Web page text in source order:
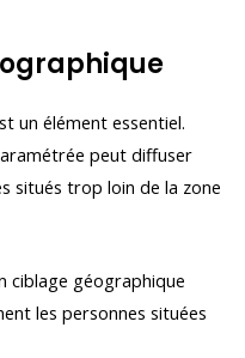
un élément essentiel.
peut diffuser
situés trop loin de la zone
ciblage géographique
les personnes situées